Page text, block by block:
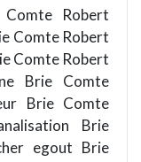
Comte Robert
Comte Robert
Comte Robert
Brie Comte
Brie Comte
Brie
egout Brie